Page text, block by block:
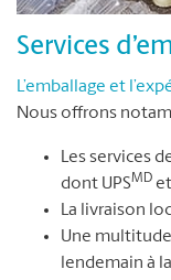
Services
L’emballage et
Nous offrons
Les services
dont UPSMD
La livraison
Une
lendemain à